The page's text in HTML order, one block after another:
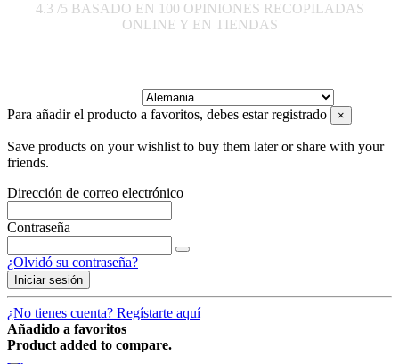
4.3 /5 BASADO EN 100 OPINIONES RECOPILADAS
ONLINE Y EN TIENDAS
Para añadir el producto a favoritos, debes estar registrado ×
Save products on your wishlist to buy them later or share with your
friends.
Dirección de correo electrónico
Contraseña
¿Olvidó su contraseña?
Iniciar sesión
¿No tienes cuenta? Regístarte aquí
Añadido a favoritos
Product added to compare.